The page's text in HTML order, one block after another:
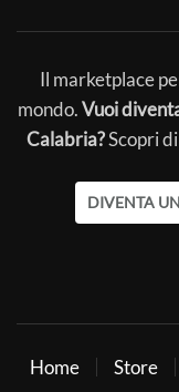
Il marketplace
mondo.Vuoi
Calabria?Scopri
DIVENTA
Home Store